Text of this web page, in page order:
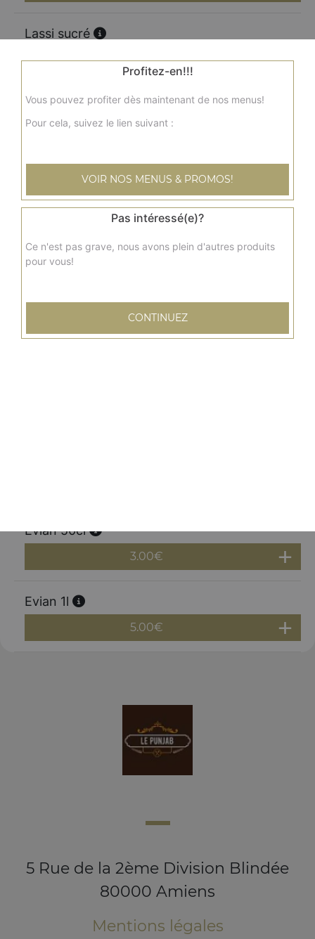
Lassi sucré
4.50€
Lassi Épicé
4.50 €
Lassi rose
5.00€
Lassi mangue
4.50€
Evian 50cl
3.00€
Evian 1l
5.00€
5 Rue de la 2ème Division Blindée
80000 Amiens
Mentions légales
Profitez-en!!!
Vous pouvez profiter dès maintenant de nos menus!
Pour cela, suivez le lien suivant :
VOIR NOS MENUS & PROMOS!
Pas intéressé(e)?
Ce n'est pas grave, nous avons plein d'autres produits
pour vous!
CONTINUEZ